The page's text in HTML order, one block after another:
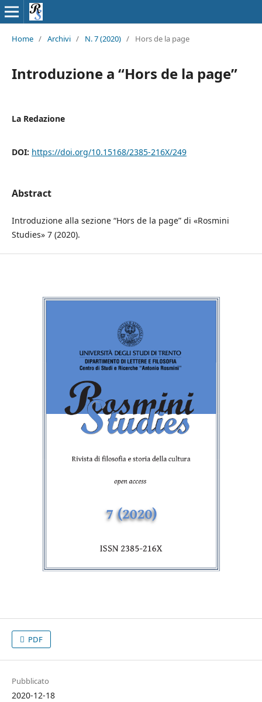
Home / Archivi / N. 7 (2020) / Hors de la page
Introduzione a “Hors de la page”
La Redazione
DOI: https://doi.org/10.15168/2385-216X/249
Abstract
Introduzione alla sezione “Hors de la page” di «Rosmini
Studies» 7 (2020).
PDF
Pubblicato
2020-12-18